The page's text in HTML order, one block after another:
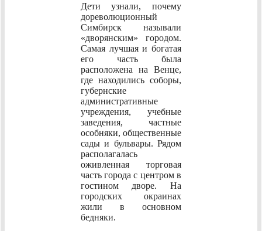
Дети узнали, почему
дореволюционный
Симбирск называли
«дворянским» городом.
Самая лучшая и богатая
его часть была
расположена на Венце,
где находились соборы,
губернские
административные
учреждения, учебные
заведения, частные
особняки, общественные
сады и бульвары. Рядом
располагалась
оживленная торговая
часть города с центром в
гостином дворе. На
городских окраинах
жили в основном
бедняки.